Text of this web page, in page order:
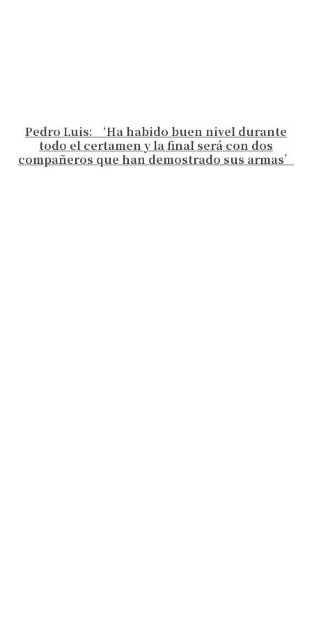
Pedro Luis: ‘Ha habido buen nivel durante
todo el certamen y la final será con dos
compañeros que han demostrado sus armas’